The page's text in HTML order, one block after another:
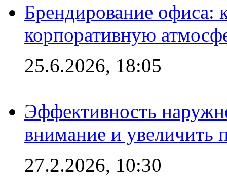
Брендирование офиса:
корпоративную
25.6.2026, 18:05
Эффективность
внимание и увеличить
27.2.2026, 10:30